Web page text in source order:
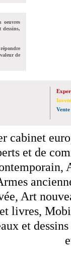
oeuvres
dessins,
de
Vente
cabinet
et de
Art
livres,
et